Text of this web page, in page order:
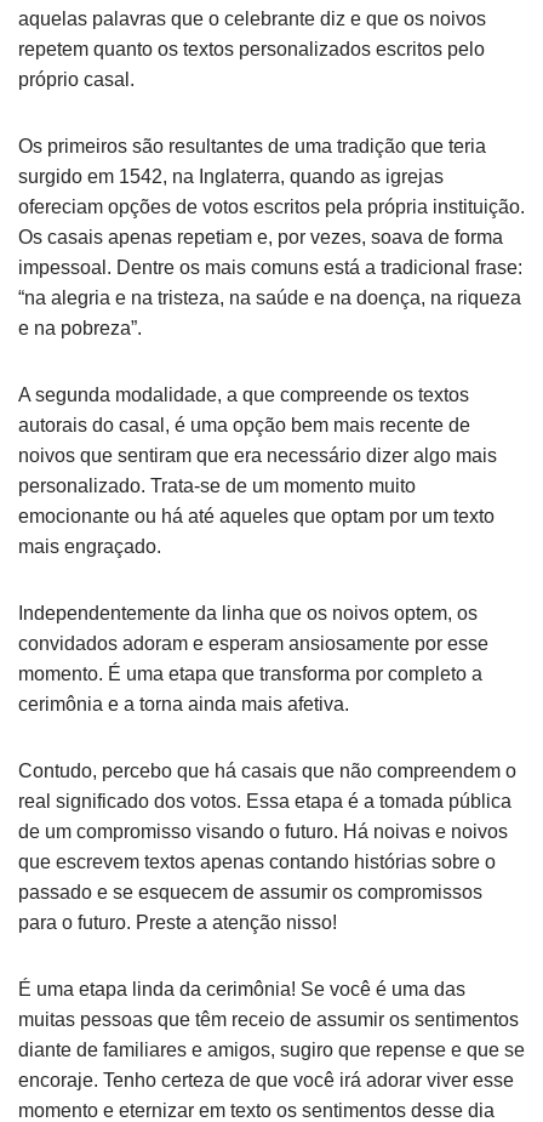
aquelas palavras que o celebrante diz e que os noivos
repetem quanto os textos personalizados escritos pelo
próprio casal.
Os primeiros são resultantes de uma tradição que teria
surgido em 1542, na Inglaterra, quando as igrejas
ofereciam opções de votos escritos pela própria instituição.
Os casais apenas repetiam e, por vezes, soava de forma
impessoal. Dentre os mais comuns está a tradicional frase:
“na alegria e na tristeza, na saúde e na doença, na riqueza
e na pobreza”.
A segunda modalidade, a que compreende os textos
autorais do casal, é uma opção bem mais recente de
noivos que sentiram que era necessário dizer algo mais
personalizado. Trata-se de um momento muito
emocionante ou há até aqueles que optam por um texto
mais engraçado.
Independentemente da linha que os noivos optem, os
convidados adoram e esperam ansiosamente por esse
momento. É uma etapa que transforma por completo a
cerimônia e a torna ainda mais afetiva.
Contudo, percebo que há casais que não compreendem o
real significado dos votos. Essa etapa é a tomada pública
de um compromisso visando o futuro. Há noivas e noivos
que escrevem textos apenas contando histórias sobre o
passado e se esquecem de assumir os compromissos
para o futuro. Preste a atenção nisso!
É uma etapa linda da cerimônia! Se você é uma das
muitas pessoas que têm receio de assumir os sentimentos
diante de familiares e amigos, sugiro que repense e que se
encoraje. Tenho certeza de que você irá adorar viver esse
momento e eternizar em texto os sentimentos desse dia